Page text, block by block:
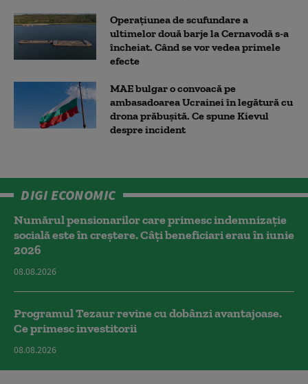
Operațiunea de scufundare a
ultimelor două barje la Cernavodă s-a
încheiat. Când se vor vedea primele
efecte
MAE bulgar o convoacă pe
ambasadoarea Ucrainei în legătură cu
drona prăbuşită. Ce spune Kievul
despre incident
DIGI ECONOMIC
Numărul pensionarilor care primesc indemnizaţie
socială este în creștere. Câți beneficiari erau în iunie
2026
08.08.2026
Programul Tezaur revine cu dobânzi avantajoase.
Ce primesc investitorii
08.08.2026